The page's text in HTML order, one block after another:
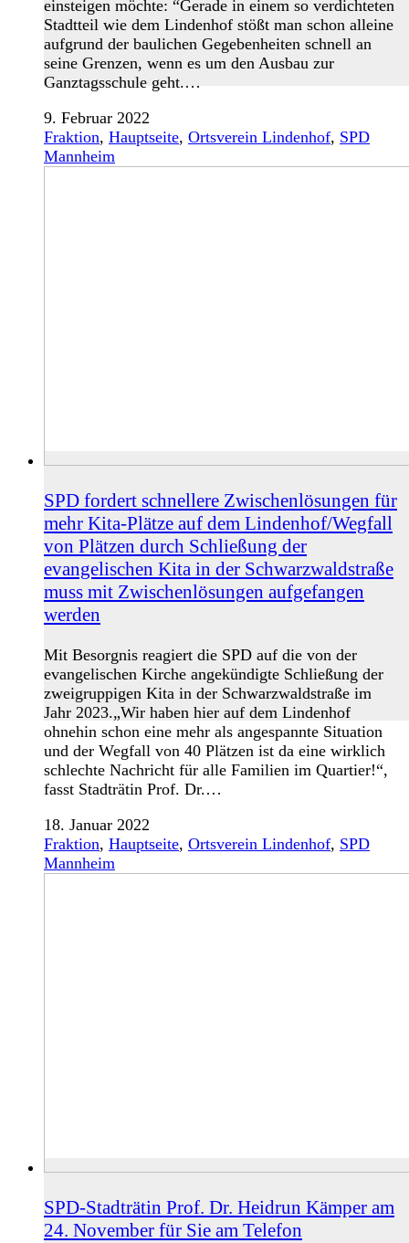
einsteigen möchte: “Gerade in einem so verdichteten
Stadtteil wie dem Lindenhof stößt man schon alleine
aufgrund der baulichen Gegebenheiten schnell an
seine Grenzen, wenn es um den Ausbau zur
Ganztagsschule geht.…
9. Februar 2022
Fraktion, Hauptseite, Ortsverein Lindenhof, SPD
Mannheim
SPD fordert schnellere Zwischenlösungen für
mehr Kita-Plätze auf dem Lindenhof/Wegfall
von Plätzen durch Schließung der
evangelischen Kita in der Schwarzwaldstraße
muss mit Zwischenlösungen aufgefangen
werden
Mit Besorgnis reagiert die SPD auf die von der
evangelischen Kirche angekündigte Schließung der
zweigruppigen Kita in der Schwarzwaldstraße im
Jahr 2023.„Wir haben hier auf dem Lindenhof
ohnehin schon eine mehr als angespannte Situation
und der Wegfall von 40 Plätzen ist da eine wirklich
schlechte Nachricht für alle Familien im Quartier!“,
fasst Stadträtin Prof. Dr.…
18. Januar 2022
Fraktion, Hauptseite, Ortsverein Lindenhof, SPD
Mannheim
SPD-Stadträtin Prof. Dr. Heidrun Kämper am
24. November für Sie am Telefon